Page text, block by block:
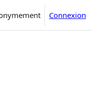
Connexion